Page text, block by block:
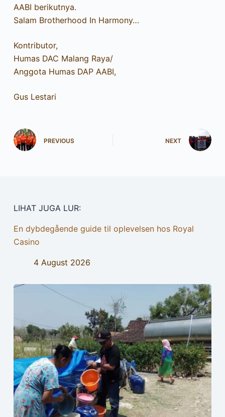
AABI berikutnya.
Salam Brotherhood In Harmony…
Kontributor,
Humas DAC Malang Raya/
Anggota Humas DAP AABI,
Gus Lestari
PREVIOUS NEXT
LIHAT JUGA LUR:
En dybdegående guide til oplevelsen hos Royal
Casino
4 August 2026